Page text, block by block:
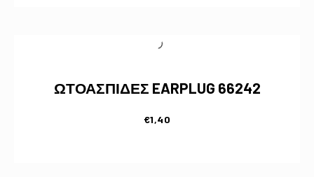
ΩΤΟΑΣΠΙΔΕΣ EARPLUG 66242
€1,40